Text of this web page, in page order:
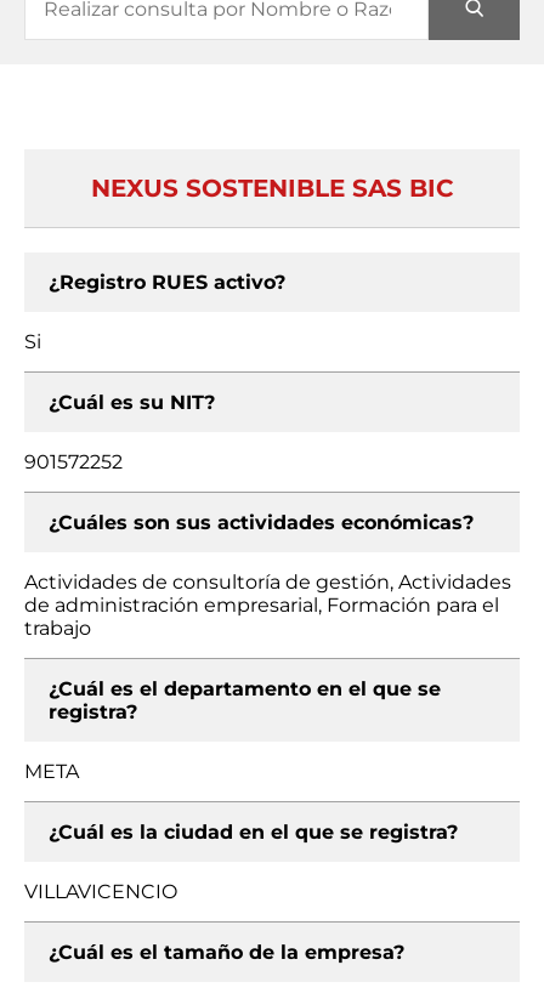
NEXUS SOSTENIBLE SAS BIC
¿Registro RUES activo?
Si
¿Cuál es su NIT?
901572252
¿Cuáles son sus actividades económicas?
Actividades de consultoría de gestión, Actividades
de administración empresarial, Formación para el
trabajo
¿Cuál es el departamento en el que se
registra?
META
¿Cuál es la ciudad en el que se registra?
VILLAVICENCIO
¿Cuál es el tamaño de la empresa?